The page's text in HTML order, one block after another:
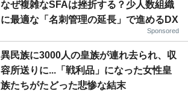
なぜ複雑なSFAは挫折する？少人数組織
に最適な「名刺管理の延長」で進めるDX
Sponsored
異民族に3000人の皇族が連れ去られ、収
容所送りに...「戦利品」になった女性皇
族たちがたどった悲惨な結末